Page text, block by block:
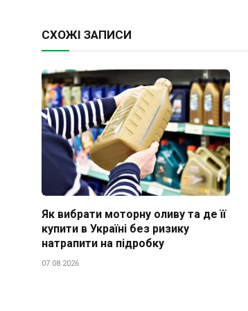
СХОЖІ ЗАПИСИ
Як вибрати моторну оливу та де її
купити в Україні без ризику
натрапити на підробку
07.08.2026